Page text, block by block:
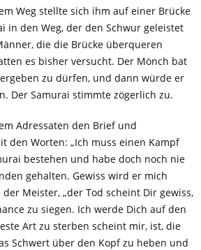
Weg stellte sich ihm auf einer Brücke
in den Weg, der den Schwur geleistet
die die Brücke überqueren
es bisher versucht. Der Mönch bat
zu dürfen, und dann würde er
Der Samurai stimmte zögerlich zu.
Adressaten den Brief und
den Worten: „Ich muss einen Kampf
bestehen und habe doch noch nie
gehalten. Gewiss wird er mich
der Meister, „der Tod scheint Dir gewiss,
zu siegen. Ich werde Dich auf den
Art zu sterben scheint mir, ist, die
Schwert über den Kopf zu heben und